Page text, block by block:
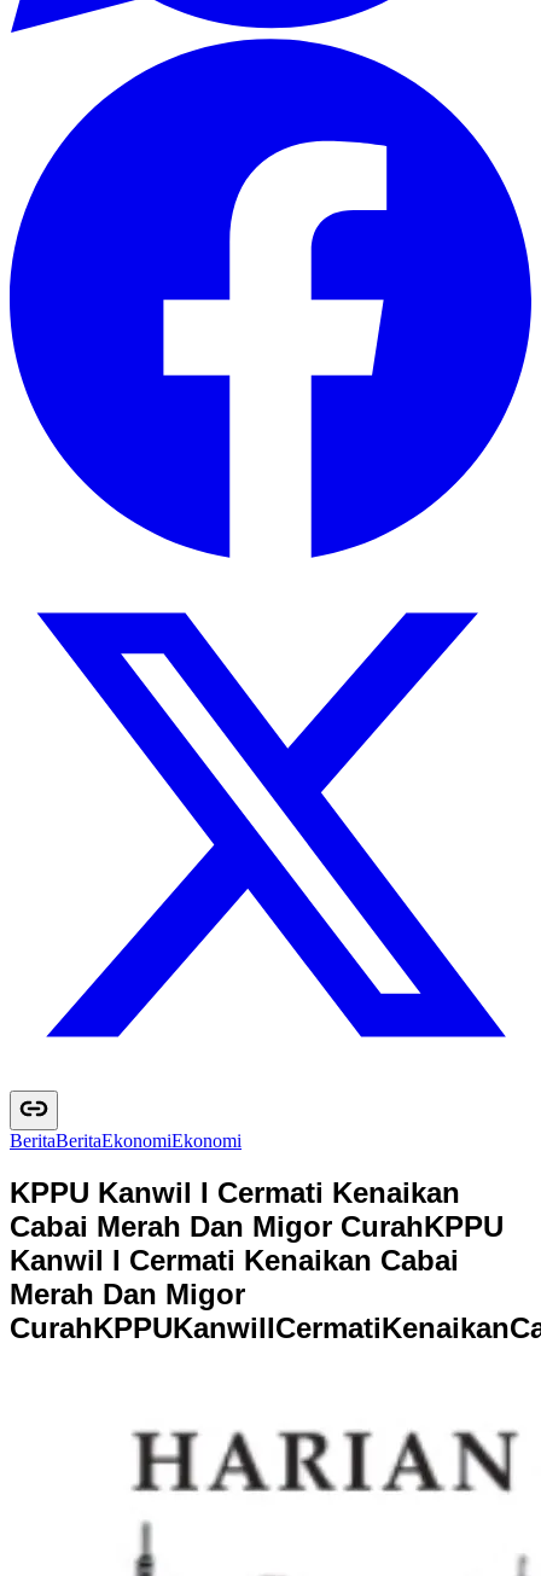
BeritaBeritaEkonomiEkonomi
KPPU Kanwil I Cermati Kenaikan
Cabai Merah Dan Migor CurahKPPU
Kanwil I Cermati Kenaikan Cabai
Merah Dan Migor
CurahKPPUKanwilICermatiKenaikanC